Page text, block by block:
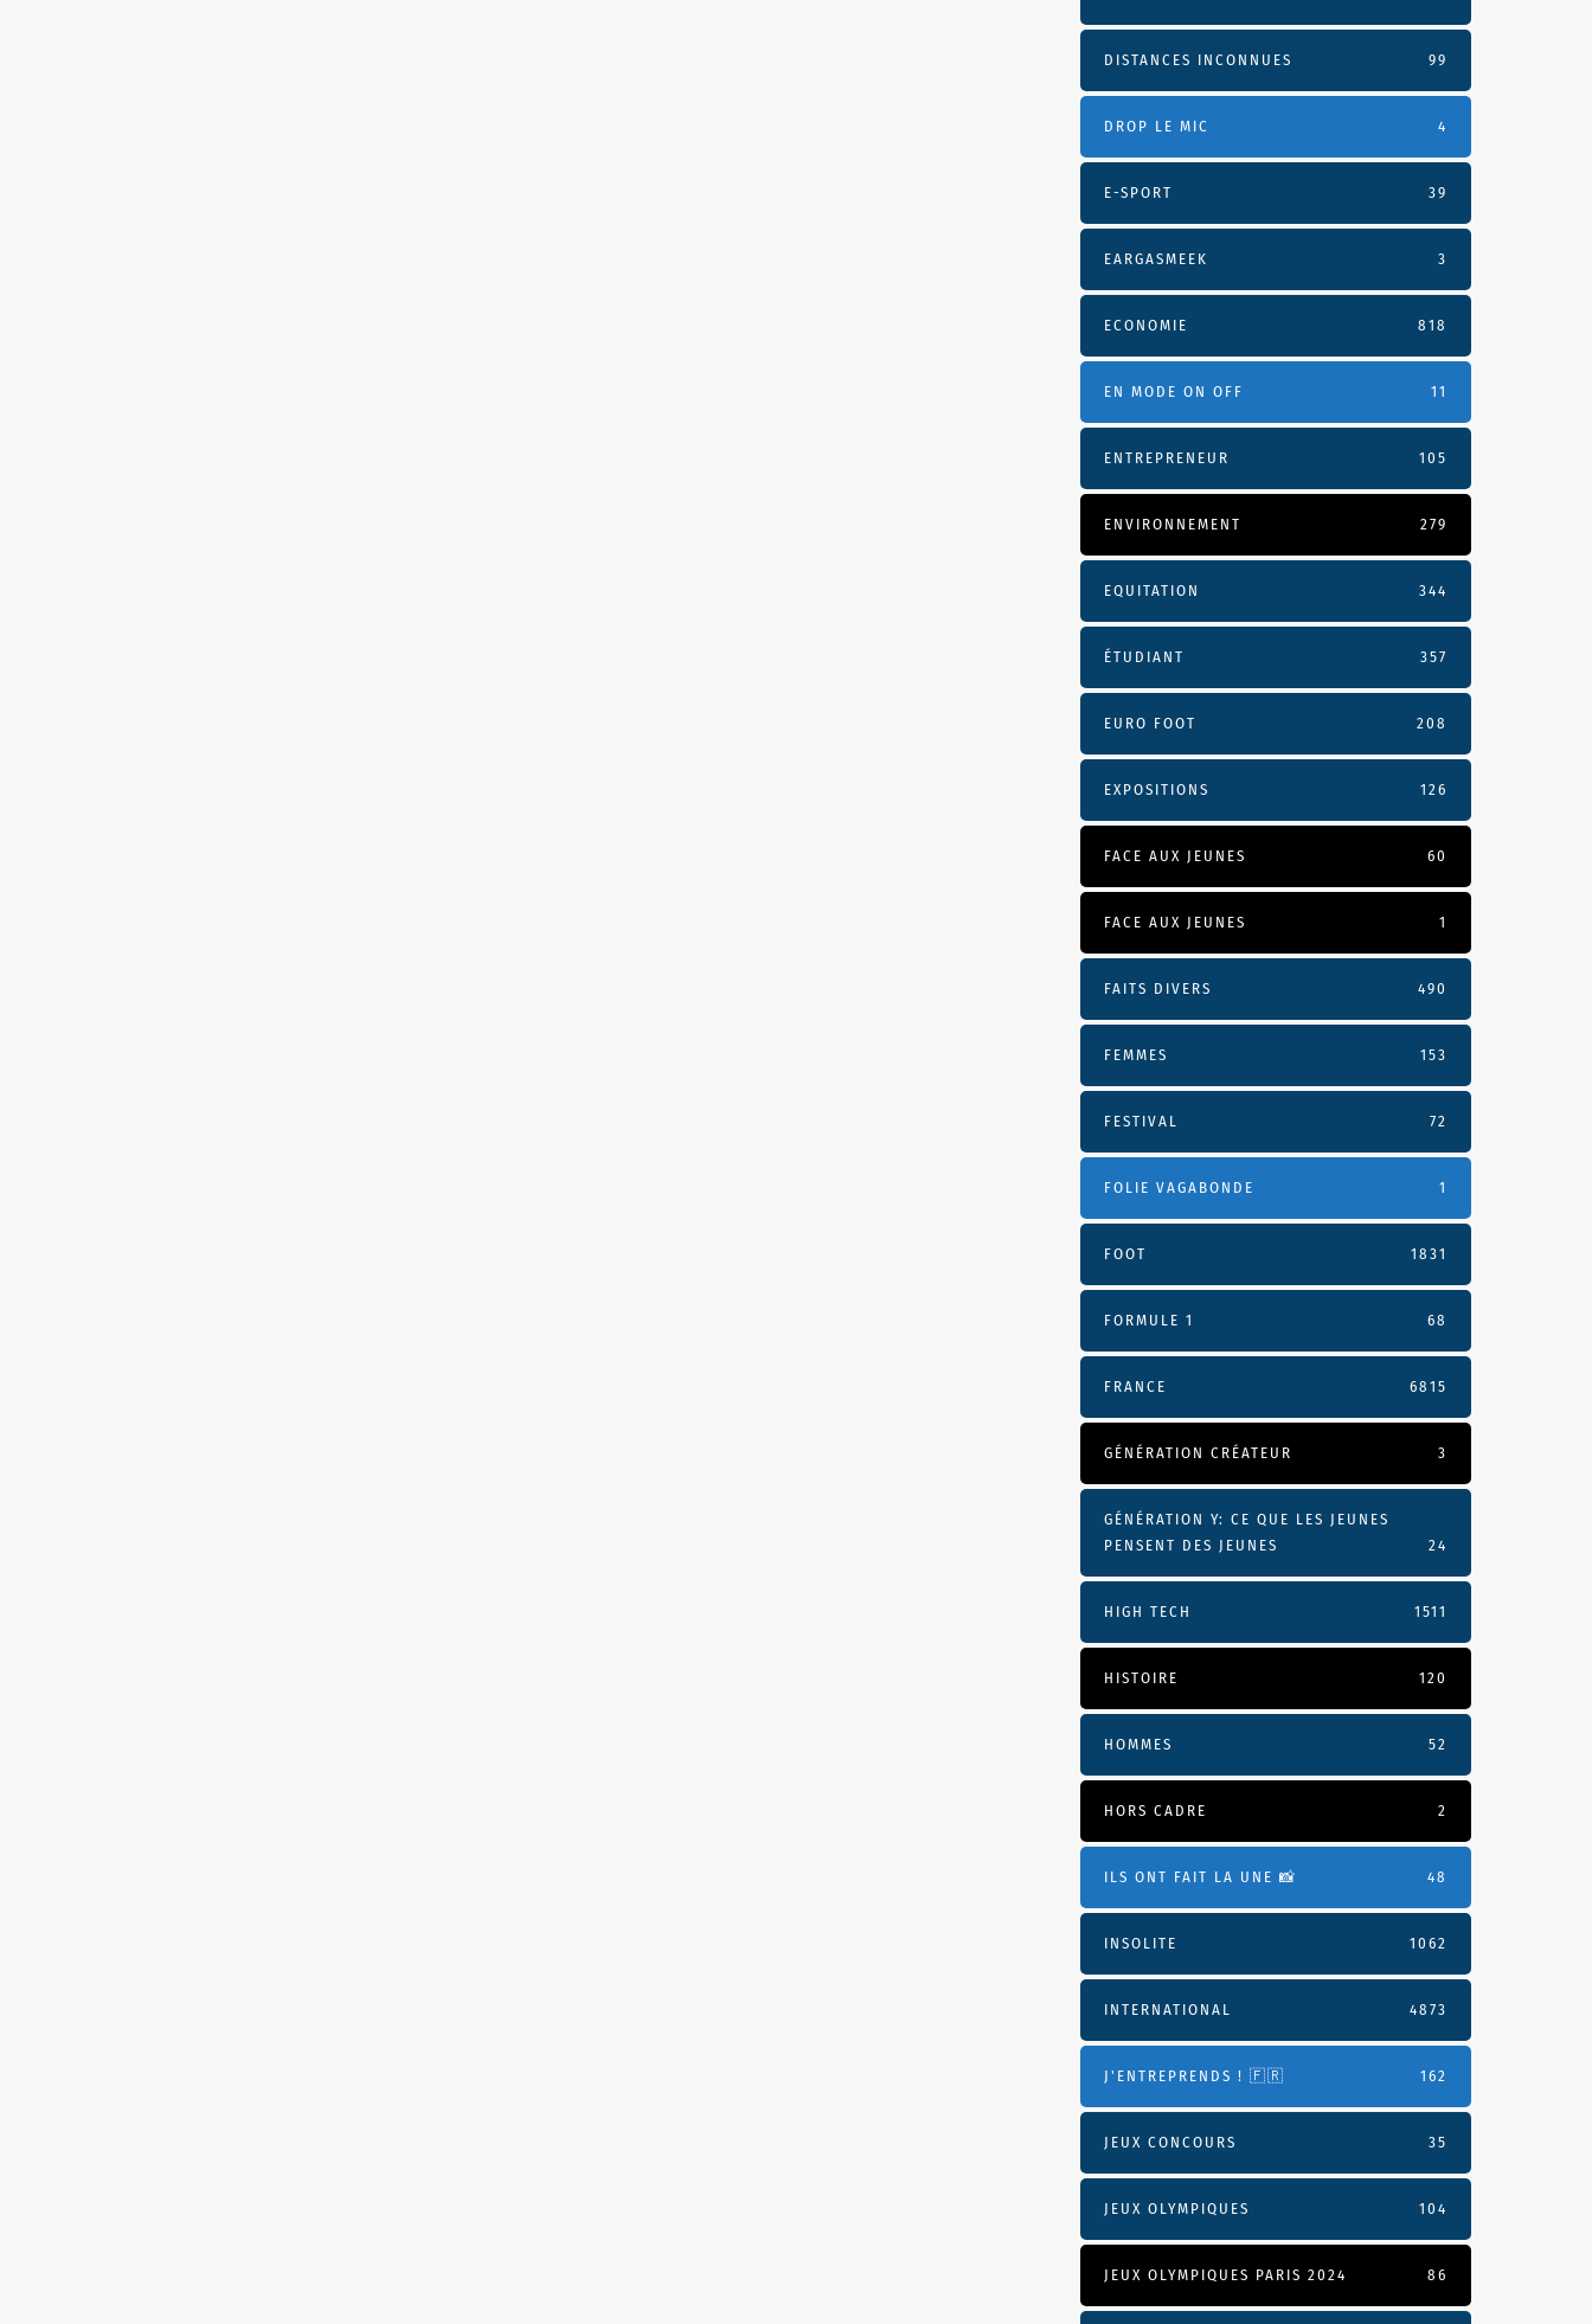
DISTANCES INCONNUES 99
DROP LE MIC 4
E-SPORT 39
EARGASMEEK 3
ECONOMIE 818
EN MODE ON OFF 11
ENTREPRENEUR 105
ENVIRONNEMENT 279
EQUITATION 344
ÉTUDIANT 357
EURO FOOT 208
EXPOSITIONS 126
FACE AUX JEUNES 60
FACE AUX JEUNES 1
FAITS DIVERS 490
FEMMES 153
FESTIVAL 72
FOLIE VAGABONDE 1
FOOT 1831
FORMULE 1 68
FRANCE 6815
GÉNÉRATION CRÉATEUR 3
GÉNÉRATION Y: CE QUE LES JEUNES
PENSENT DES JEUNES
24
HIGH TECH 1511
HISTOIRE 120
HOMMES 52
HORS CADRE 2
ILS ONT FAIT LA UNE 📸 48
INSOLITE 1062
INTERNATIONAL 4873
J'ENTREPRENDS ! 🇫🇷 162
JEUX CONCOURS 35
JEUX OLYMPIQUES 104
JEUX OLYMPIQUES PARIS 2024 86